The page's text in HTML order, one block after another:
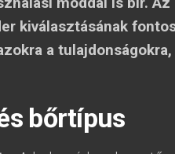
kiválasztásának
a
bőrtípus